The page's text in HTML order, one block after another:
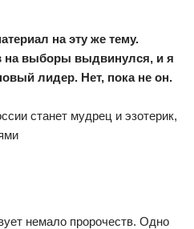
на эту же тему.
на выборы выдвинулся, и я
лидер. Нет, пока не он.
станет мудрец и эзотерик,
немало пророчеств. Одно